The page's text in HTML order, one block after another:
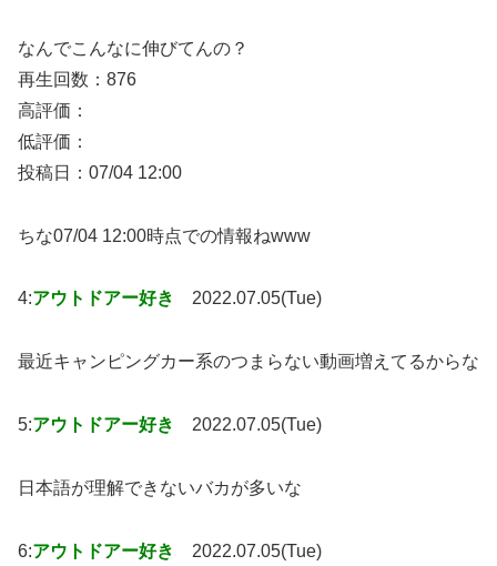
なんでこんなに伸びてんの？
再生回数：876
高評価：
低評価：
投稿日：07/04 12:00
ちな07/04 12:00時点での情報ねwww
4:アウトドアー好き 2022.07.05(Tue)
最近キャンピングカー系のつまらない動画増えてるからな
5:アウトドアー好き 2022.07.05(Tue)
日本語が理解できないバカが多いな
6:アウトドアー好き 2022.07.05(Tue)